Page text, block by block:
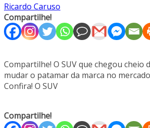
Ricardo Caruso
Compartilhe!
Compartilhe! O SUV que chegou cheio
mudar o patamar da marca no
Confira! O SUV
Compartilhe!